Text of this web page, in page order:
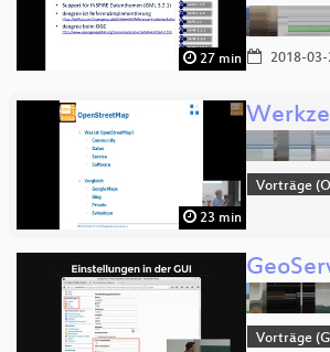
27 min 2018-03-
23 min
Vorträge
Vorträge